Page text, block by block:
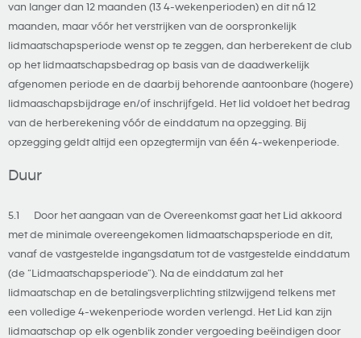
van langer dan 12 maanden (13 4-wekenperioden) en dit ná 12
maanden, maar vóór het verstrijken van de oorspronkelijk
lidmaatschapsperiode wenst op te zeggen, dan herberekent de club
op het lidmaatschapsbedrag op basis van de daadwerkelijk
afgenomen periode en de daarbij behorende aantoonbare (hogere)
lidmaaschapsbijdrage en/of inschrijfgeld. Het lid voldoet het bedrag
van de herberekening vóór de einddatum na opzegging. Bij
opzegging geldt altijd een opzegtermijn van één 4-wekenperiode.
Duur
5.1 Door het aangaan van de Overeenkomst gaat het Lid akkoord
met de minimale overeengekomen lidmaatschapsperiode en dit,
vanaf de vastgestelde ingangsdatum tot de vastgestelde einddatum
(de “Lidmaatschapsperiode”). Na de einddatum zal het
lidmaatschap en de betalingsverplichting stilzwijgend telkens met
een volledige 4-wekenperiode worden verlengd. Het Lid kan zijn
lidmaatschap op elk ogenblik zonder vergoeding beëindigen door